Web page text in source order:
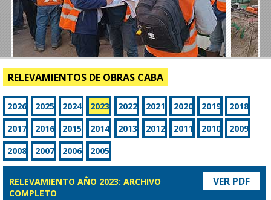
RELEVAMIENTOS DE OBRAS CABA
2026 2025 2024 2023 2022 2021 2020 2019
2018
2017
2016 2015 2014 2013 2012 2011 2010
2009
2008
2007 2006 2005
RELEVAMIENTO AÑO 2023: ARCHIVO
COMPLETO
VER PDF